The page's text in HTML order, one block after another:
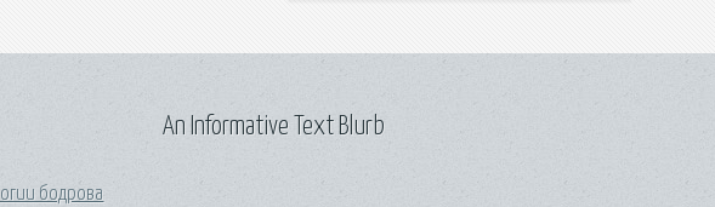
бодрова
An Informative Text Blurb